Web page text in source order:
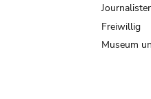
Freiwillig
Museum